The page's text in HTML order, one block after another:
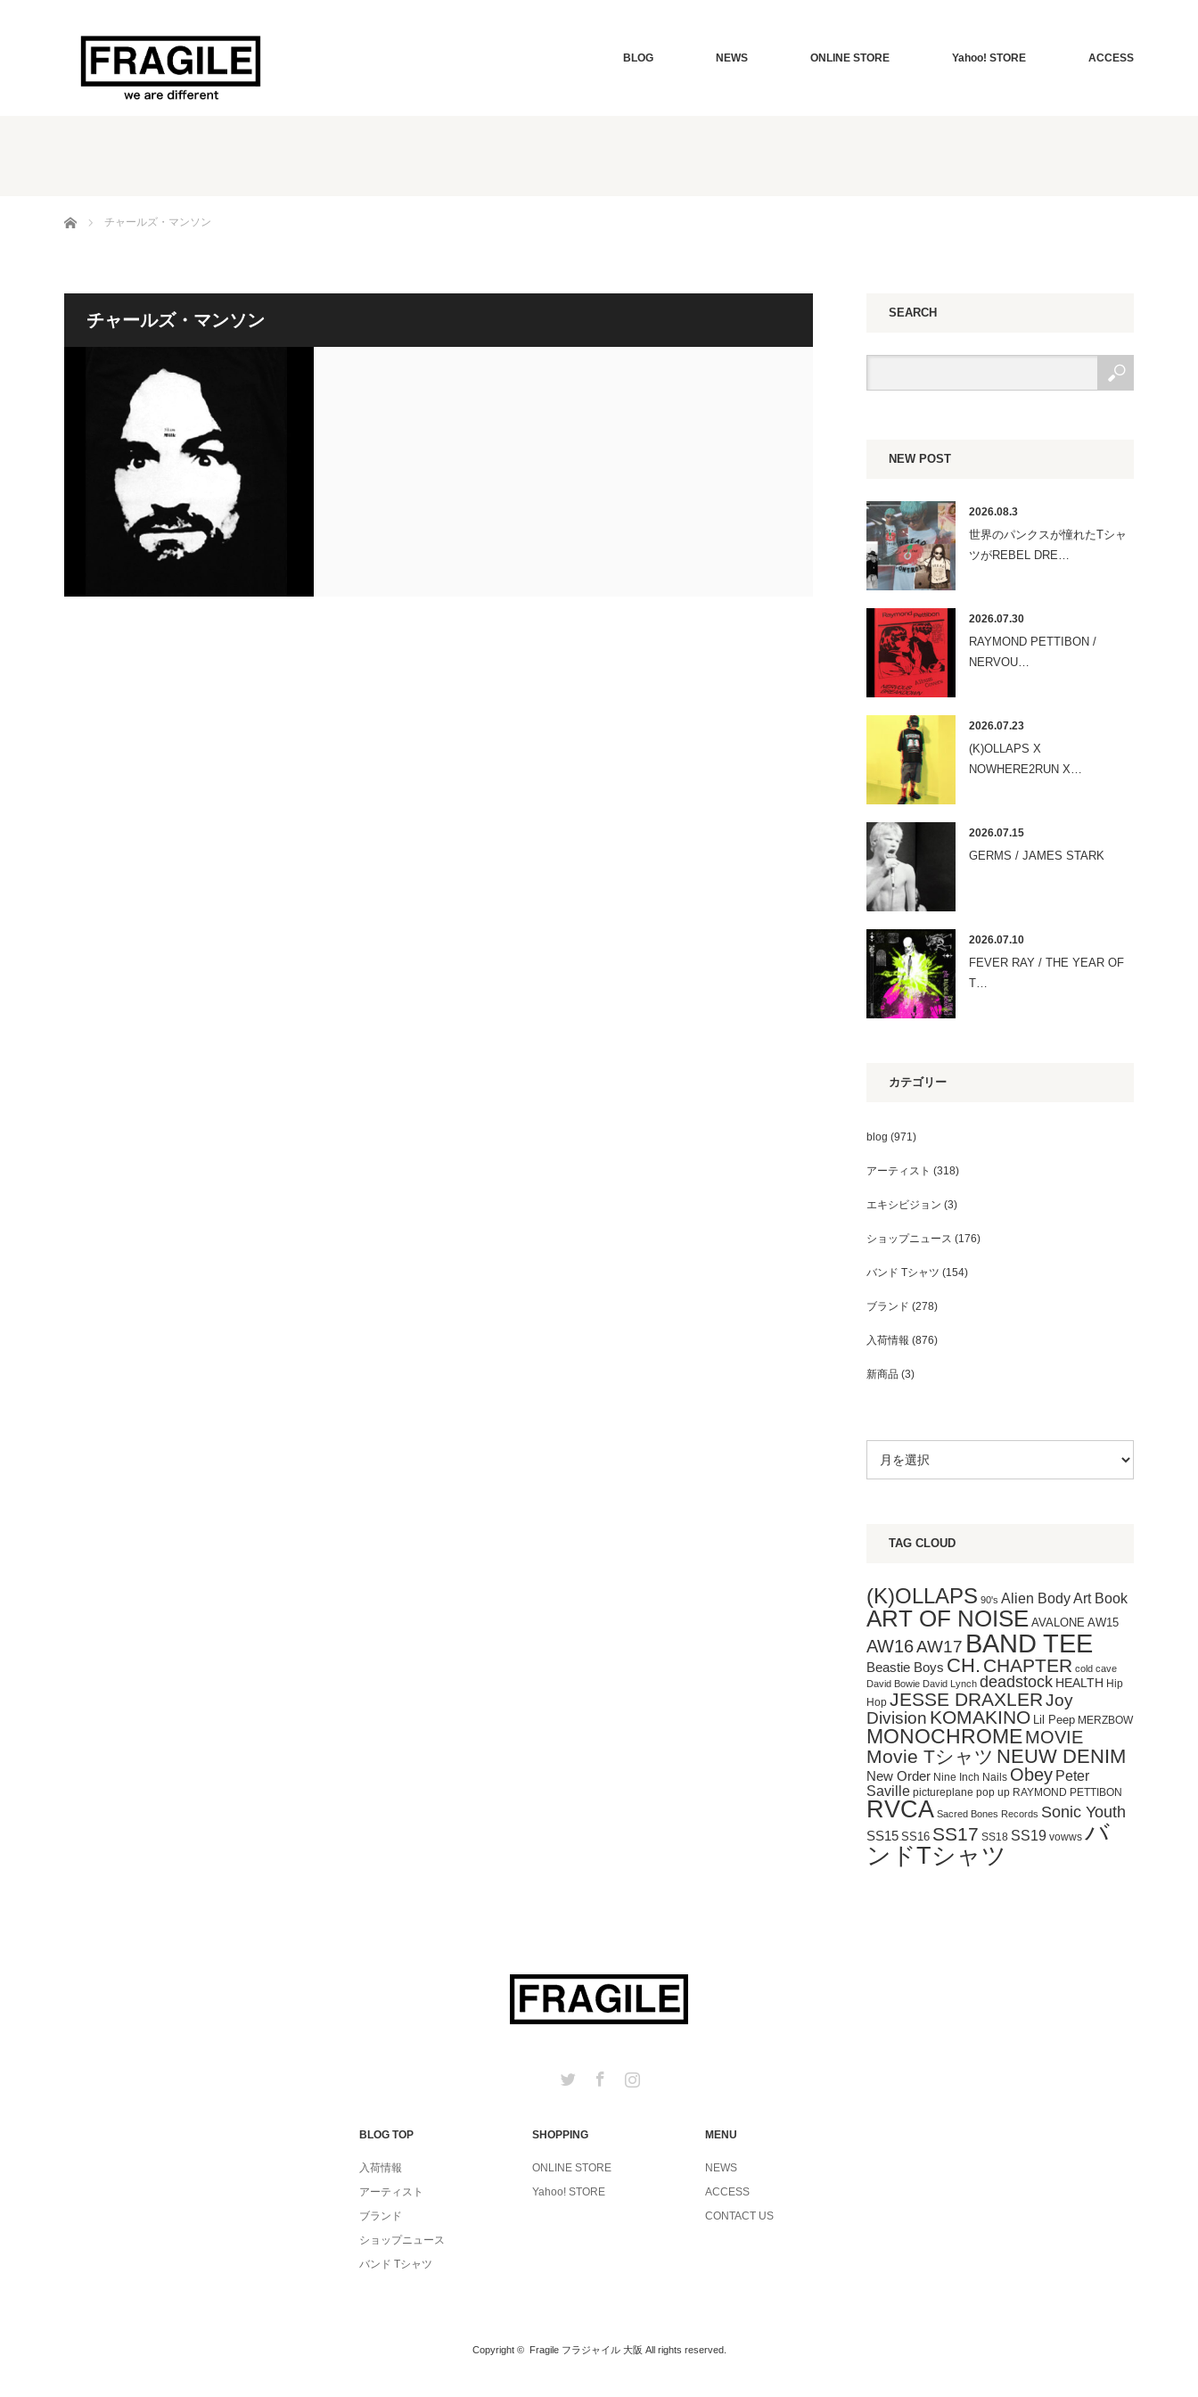
BLOG NEWS ONLINE STORE Yahoo! STORE ACCESS
ホーム チャールズ・マンソン
チャールズ・マンソン SEARCH
NEW POST
2026.08.3
世界のパンクスが憧れたTシャ
ツがREBEL DRE…
2026.07.30
RAYMOND PETTIBON /
NERVOU…
2026.07.23
(K)OLLAPS X
NOWHERE2RUN X…
2026.07.15
GERMS / JAMES STARK
2026.07.10
FEVER RAY / THE YEAR OF
T…
カテゴリー
blog (971)
アーティスト (318)
エキシビジョン (3)
ショップニュース (176)
バンド Tシャツ (154)
ブランド (278)
入荷情報 (876)
新商品 (3)
TAG CLOUD
(K)OLLAPS 90's Alien BodyArt Book
ART OF NOISE AVALONE AW15
AW16AW17 BAND TEE
Beastie Boys CH. CHAPTER cold cave
David Bowie David Lynch deadstock HEALTH Hip
Hop JESSE DRAXLERJoy
Division KOMAKINO Lil Peep MERZBOW
MONOCHROMEMOVIE
Movie Tシャツ NEUW DENIM
New Order Nine Inch Nails Obey Peter
Saville pictureplane pop up RAYMOND PETTIBON
RVCA Sacred Bones Records Sonic Youth
SS15 SS16 SS17 SS18 SS19 vowws バ
ンドTシャツ
Twitter Facebook
BLOG TOP
入荷情報
アーティスト
ブランド
ショップニュース
バンド Tシャツ
SHOPPING
ONLINE STORE
Yahoo! STORE
MENU
NEWS
ACCESS
CONTACT US
Copyright © Fragile フラジャイル 大阪 All rights reserved.